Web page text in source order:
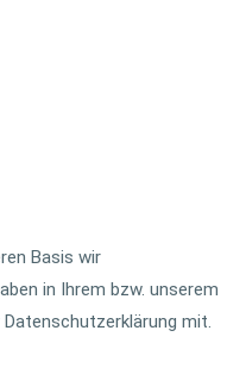
Basis wir
in Ihrem bzw. unserem
mit.